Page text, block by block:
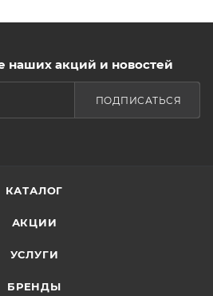
наших акций и новостей
ПОДПИСАТЬСЯ
КАТАЛОГ
АКЦИИ
УСЛУГИ
БРЕНДЫ